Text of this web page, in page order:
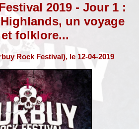
2019 - Jour 1 :
un voyage
folklore...
Rock Festival), le 12-04-2019